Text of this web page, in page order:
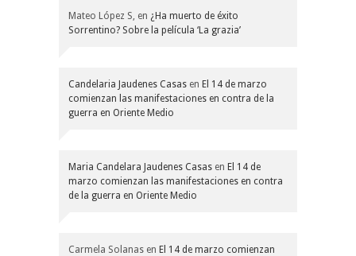
Mateo López S, en ¿Ha muerto de éxito
Sorrentino? Sobre la película ‘La grazia’
Candelaria Jaudenes Casas en El 14 de marzo
comienzan las manifestaciones en contra de la
guerra en Oriente Medio
Maria Candelara Jaudenes Casas en El 14 de
marzo comienzan las manifestaciones en contra
de la guerra en Oriente Medio
Carmela Solanas en El 14 de marzo comienzan